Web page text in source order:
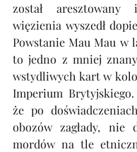
został
więzienia wyszedł
Powstanie Mau Mau w
to jedno z mniej
wstydliwych kart w
Imperium Brytyjskiego.
że po
obozów zagłady, nie
mordów na tle